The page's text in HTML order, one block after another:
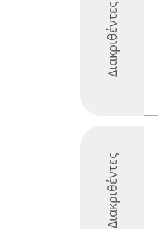
Διακριθέντες
Διακριθέντες